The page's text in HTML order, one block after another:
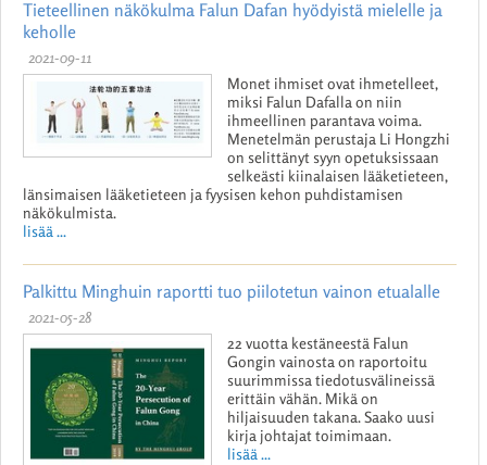
Tieteellinen näkökulma Falun Dafan hyödyistä mielelle ja
keholle
2021-09-11
Monet ihmiset ovat ihmetelleet,
miksi Falun Dafalla on niin
ihmeellinen parantava voima.
Menetelmän perustaja Li Hongzhi
on selittänyt syyn opetuksissaan
selkeästi kiinalaisen lääketieteen,
länsimaisen lääketieteen ja fyysisen kehon puhdistamisen
näkökulmista.
lisää ...
Palkittu Minghuin raportti tuo piilotetun vainon etualalle
2021-05-28
22 vuotta kestäneestä Falun
Gongin vainosta on raportoitu
suurimmissa tiedotusvälineissä
erittäin vähän. Mikä on
hiljaisuuden takana. Saako uusi
kirja johtajat toimimaan.
lisää ...